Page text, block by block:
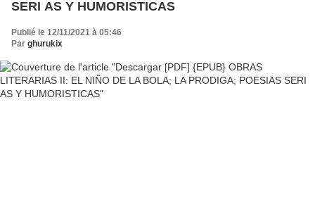
SERI AS Y HUMORISTICAS
Publié le 12/11/2021 à 05:46
Par ghurukix